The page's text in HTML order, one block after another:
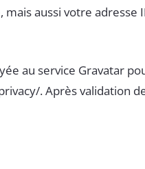
aussi votre adresse
au service Gravatar
. Après validation